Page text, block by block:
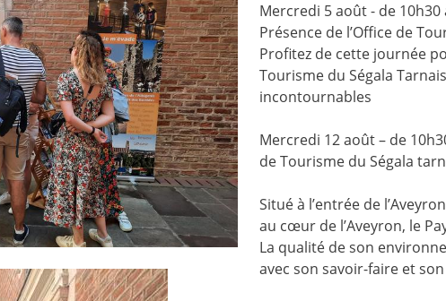
Mercredi 5 août - de 10h30
Présence de l’Office de
Profitez de cette journée
Tourisme du Ségala
incontournables
Mercredi 12 août – de
de Tourisme du Ségala
Situé à l’entrée de
au cœur de l’Aveyron, le
La qualité de son
avec son savoir-faire et